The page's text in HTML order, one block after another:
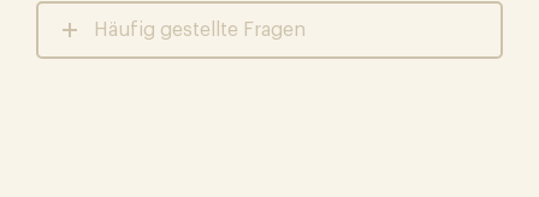
Häufig gestellte Fragen